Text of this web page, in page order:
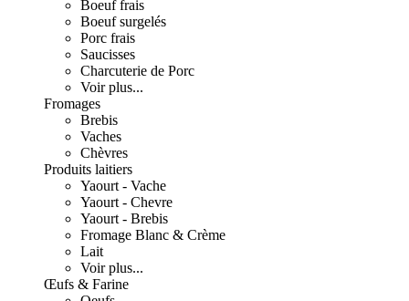
Boeuf frais
Boeuf surgelés
Porc frais
Saucisses
Charcuterie de Porc
Voir plus...
Fromages
Brebis
Vaches
Chèvres
Produits laitiers
Yaourt - Vache
Yaourt - Chevre
Yaourt - Brebis
Fromage Blanc & Crème
Lait
Voir plus...
Œufs & Farine